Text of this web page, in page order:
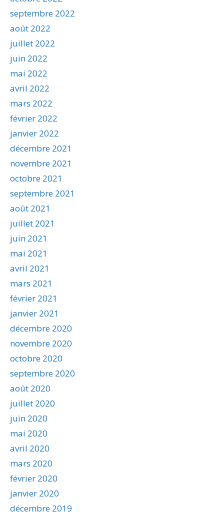
septembre 2022
août 2022
juillet 2022
juin 2022
mai 2022
avril 2022
mars 2022
février 2022
janvier 2022
décembre 2021
novembre 2021
octobre 2021
septembre 2021
août 2021
juillet 2021
juin 2021
mai 2021
avril 2021
mars 2021
février 2021
janvier 2021
décembre 2020
novembre 2020
octobre 2020
septembre 2020
août 2020
juillet 2020
juin 2020
mai 2020
avril 2020
mars 2020
février 2020
janvier 2020
décembre 2019